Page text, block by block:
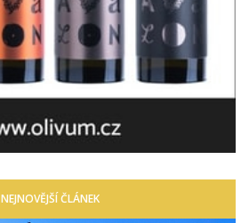
NEJNOVĚJŠÍ ČLÁNEK